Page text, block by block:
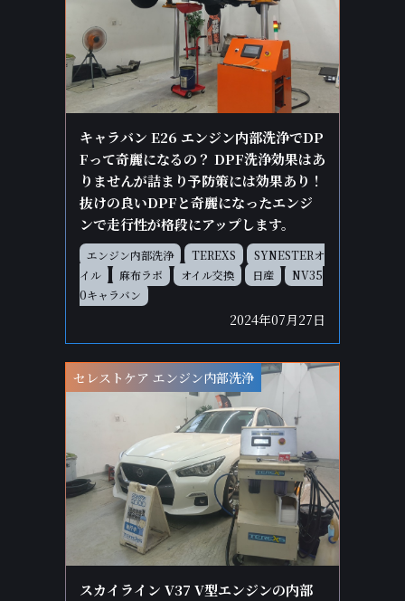
キャラバン E26 エンジン内部洗浄でDP
Fって奇麗になるの？ DPF洗浄効果はあ
りませんが詰まり予防策には効果あり！
抜けの良いDPFと奇麗になったエンジ
ンで走行性が格段にアップします。
エンジン内部洗浄 TEREXS
SYNESTERオ
イル
麻布ラボ オイル交換 日産
NV35
0キャラバン
2024年07月27日
セレストケア エンジン内部洗浄
スカイライン V37 V型エンジンの内部